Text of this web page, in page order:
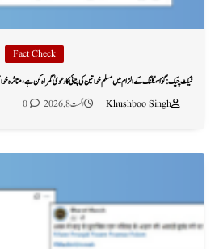
Fact Check
فیکٹ چیک: گؤ اسمگلنگ کے الزام میں مسلم خواتین کی پٹائی کا دعویٰ گمراہ کن ہے، متاثرہ
Khushboo Singh
اگست 8, 2026 0